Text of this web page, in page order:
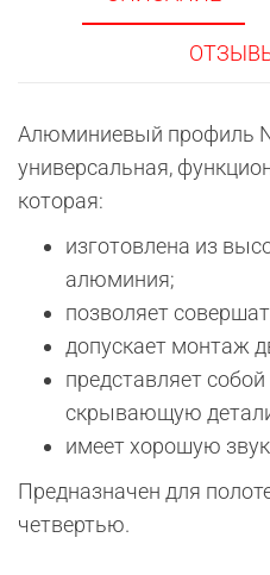
(под
Алюминиевый профиль
универсальная,
которая:
изготовлена из
алюминия;
позволяет
допускает монтаж
представляет
скрывающую
имеет хорошую
Предназначен для
четвертью.